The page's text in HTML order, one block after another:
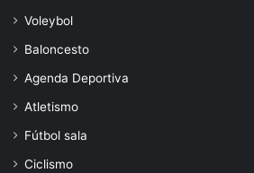
Voleybol
Baloncesto
Agenda Deportiva
Atletismo
Fútbol sala
Ciclismo